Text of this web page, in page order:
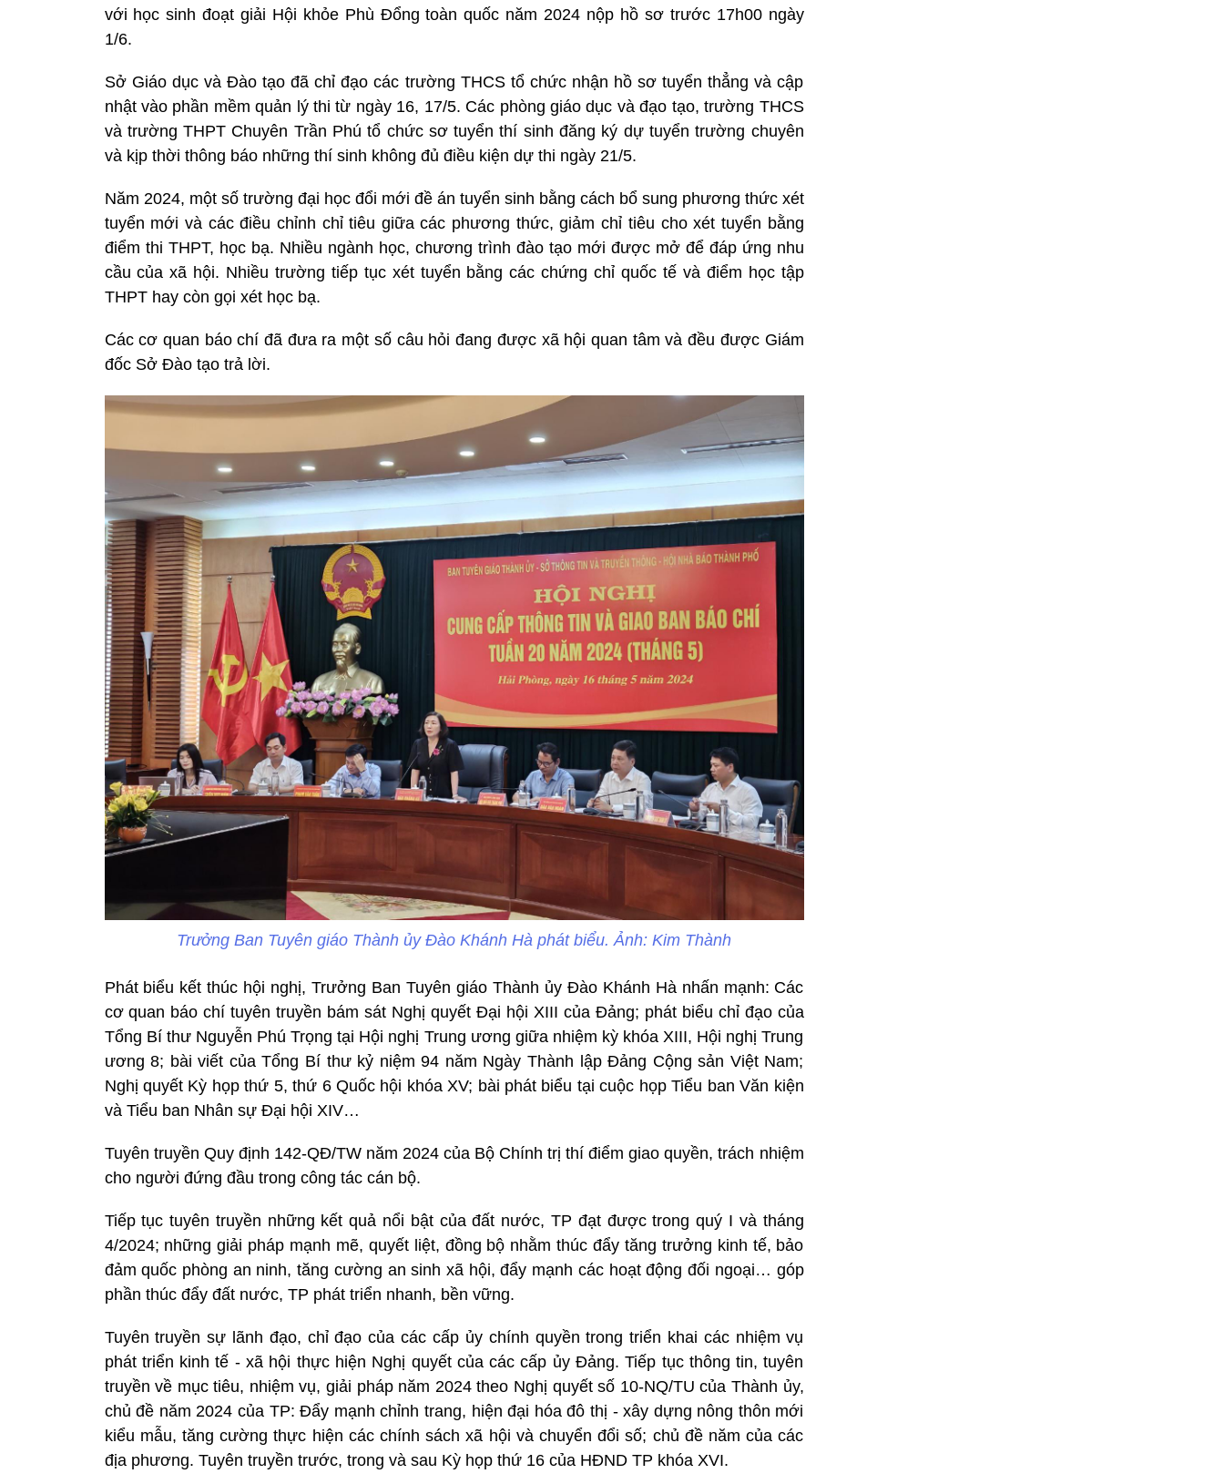
với học sinh đoạt giải Hội khỏe Phù Đổng toàn quốc năm 2024 nộp hồ sơ trước 17h00 ngày
1/6.
Sở Giáo dục và Đào tạo đã chỉ đạo các trường THCS tổ chức nhận hồ sơ tuyển thẳng và cập
nhật vào phần mềm quản lý thi từ ngày 16, 17/5. Các phòng giáo dục và đạo tạo, trường THCS
và trường THPT Chuyên Trần Phú tổ chức sơ tuyển thí sinh đăng ký dự tuyển trường chuyên
và kịp thời thông báo những thí sinh không đủ điều kiện dự thi ngày 21/5.
Năm 2024, một số trường đại học đổi mới đề án tuyển sinh bằng cách bổ sung phương thức xét
tuyển mới và các điều chỉnh chỉ tiêu giữa các phương thức, giảm chỉ tiêu cho xét tuyển bằng
điểm thi THPT, học bạ. Nhiều ngành học, chương trình đào tạo mới được mở để đáp ứng nhu
cầu của xã hội. Nhiều trường tiếp tục xét tuyển bằng cácchứng chỉ quốc tế và điểm học tập
THPT hay còn gọi xét học bạ.
Các cơ quan báo chí đã đưa ra một số câu hỏi đang được xã hội quan tâm và đều được Giám
đốc Sở Đào tạo trả lời.
Trưởng Ban Tuyên giáo Thành ủy Đào Khánh Hà phát biểu. Ảnh: Kim Thành
Phát biểu kết thúc hội nghị, Trưởng Ban Tuyên giáo Thành ủy Đào Khánh Hà nhấn mạnh: Các
cơ quan báo chí tuyên truyền bám sát Nghị quyết Đại hội XIII của Đảng; phát biểu chỉ đạo của
Tổng Bí thư Nguyễn Phú Trọng tại Hội nghị Trung ương giữa nhiệm kỳ khóa XIII, Hội nghị Trung
ương 8; bài viết của Tổng Bí thư kỷ niệm 94 năm Ngày Thành lập Đảng Cộng sản Việt Nam;
Nghị quyết Kỳ họp thứ 5, thứ 6 Quốc hội khóa XV; bài phát biểu tại cuộc họp Tiểu ban Văn kiện
và Tiểu ban Nhân sự Đại hội XIV…
Tuyên truyền Quy định 142-QĐ/TW năm 2024 của Bộ Chính trị thí điểm giao quyền, trách nhiệm
cho người đứng đầu trong công tác cán bộ.
Tiếp tục tuyên truyền những kết quả nổi bật của đất nước, TP đạt được trong quý I và tháng
4/2024; những giải pháp mạnh mẽ, quyết liệt, đồng bộ nhằm thúc đẩy tăng trưởng kinh tế, bảo
đảm quốc phòng an ninh, tăng cường an sinh xã hội, đẩy mạnh các hoạt động đối ngoại… góp
phần thúc đẩy đất nước, TP phát triển nhanh, bền vững.
Tuyên truyền sự lãnh đạo, chỉ đạo của các cấp ủy chính quyền trong triển khai các nhiệm vụ
phát triển kinh tế - xã hội thực hiện Nghị quyết của các cấp ủy Đảng. Tiếp tục thông tin, tuyên
truyền về mục tiêu, nhiệm vụ, giải pháp năm 2024 theo Nghị quyết số 10-NQ/TU của Thành ủy,
chủ đề năm 2024 của TP: Đẩy mạnh chỉnh trang, hiện đại hóa đô thị - xây dựng nông thôn mới
kiểu mẫu, tăng cường thực hiện các chính sách xã hội và chuyển đổi số; chủ đề năm của các
địa phương. Tuyên truyền trước, trong và sau Kỳ họp thứ 16 của HĐND TP khóa XVI.